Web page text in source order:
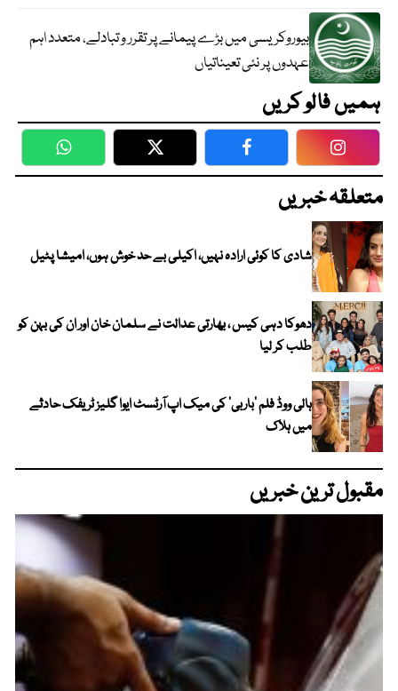
بیوروکریسی میں بڑے پیمانے پر تقرر و تبادلے، متعدد اہم
عہدوں پر نئی تعیناتیاں
ہمیں فالو کریں
WhatsApp Twitter Facebook
متعلقہ خبریں
شادی کا کوئی ارادہ نہیں، اکیلی بے حد خوش ہوں، امیشا پٹیل
دھوکا دہی کیس ، بھارتی عدالت نے سلمان خان اور ان کی بہن کو
طلب کر لیا
ہالی ووڈ فلم ’باربی‘ کی میک اپ آرٹسٹ ایوا گلیز ٹریفک حادثے
میں ہلاک
مقبول ترین خبریں